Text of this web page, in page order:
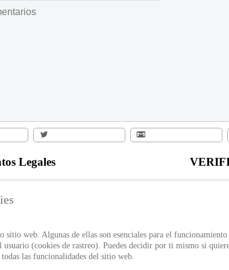
Legales
Autorización de tratamiento de datos personales
sitio web. Algunas de ellas son esenciales para el
(cookies de rastreo). Puedes decidir por ti mismo si
todas las funcionalidades del sitio web.